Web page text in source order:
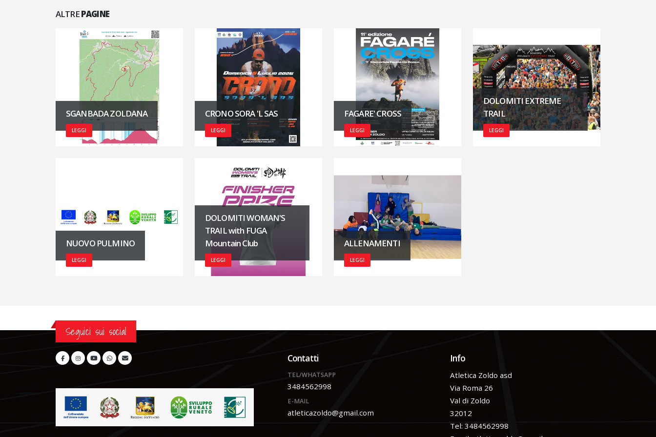
ALTREPAGINE
SGANBADA ZOLDANA
LEGGI
CRONO SORA 'L SAS
LEGGI
FAGARE' CROSS
LEGGI
DOLOMITI EXTREME
TRAIL
LEGGI
NUOVO PULMINO
LEGGI
DOLOMITI WOMAN'S
TRAIL with FUGA
Mountain Club
LEGGI
ALLENAMENTI
LEGGI
Seguici sui social
Contatti
TEL/WHATSAPP
3484562998
E-MAIL
atleticazoldo@gmail.com
Info
Atletica Zoldo asd
Via Roma 26
Val di Zoldo
32012
Tel: 3484562998